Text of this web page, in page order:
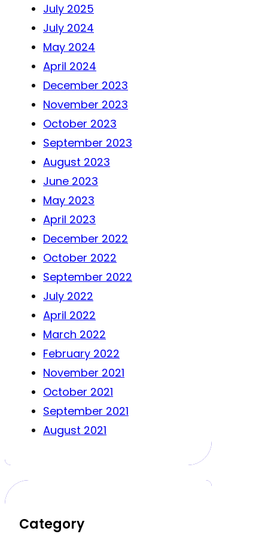
July 2025
July 2024
May 2024
April 2024
December 2023
November 2023
October 2023
September 2023
August 2023
June 2023
May 2023
April 2023
December 2022
October 2022
September 2022
July 2022
April 2022
March 2022
February 2022
November 2021
October 2021
September 2021
August 2021
Category